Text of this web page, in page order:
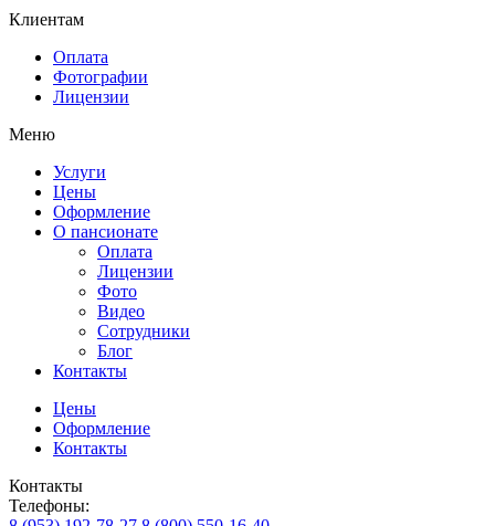
Клиентам
Оплата
Фотографии
Лицензии
Меню
Услуги
Цены
Оформление
О пансионате
Оплата
Лицензии
Фото
Видео
Сотрудники
Блог
Контакты
Цены
Оформление
Контакты
Контакты
Телефоны: